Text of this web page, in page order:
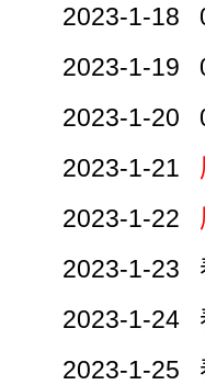
2023-1-18
2023-1-19
2023-1-20
2023-1-21
2023-1-22
2023-1-23
2023-1-24
2023-1-25